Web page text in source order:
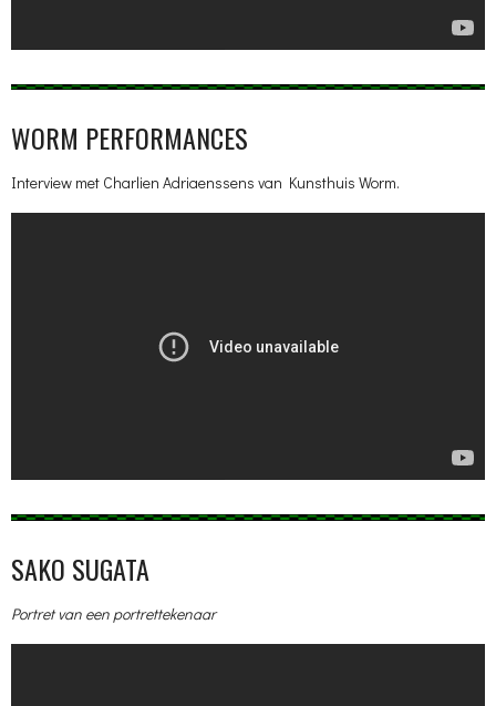
WORM PERFORMANCES
Interview met Charlien Adriaenssens van Kunsthuis Worm.
SAKO SUGATA
Portret van een portrettekenaar